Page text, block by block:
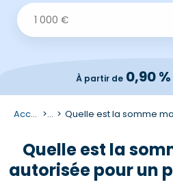
À partir de0,90 %
Accueil ... Quelle est la somme maximale
Quelle est la
autorisée pour un